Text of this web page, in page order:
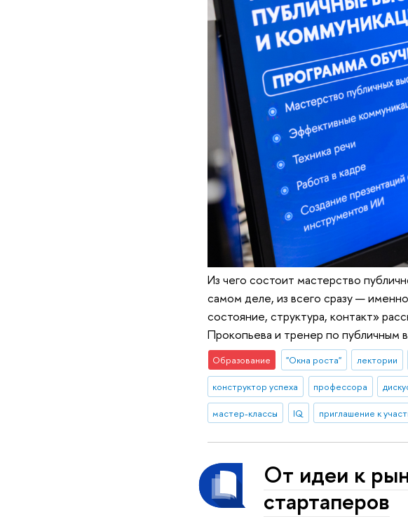
Из чего состоит мастерство
самом деле, из всего сразу —
состояние, структура, контакт»
Прокопьева и тренер по публичным
Образование "Окна роста" лектории
конструктор успеха профессора
мастер-классы IQ приглашение к
От идеи к
стартаперов